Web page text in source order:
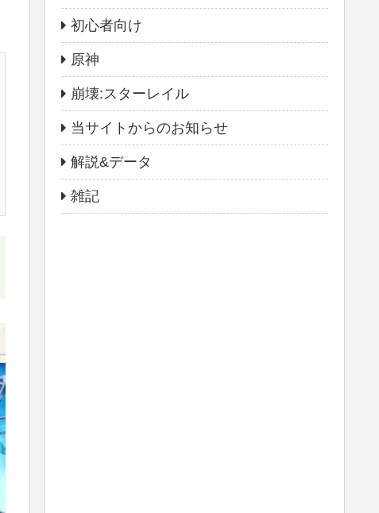
初心者向け
原神
崩壊:スターレイル
当サイトからのお知らせ
解説&データ
雑記